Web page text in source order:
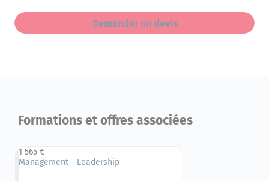
Demander un devis
Formations et offres associées
1 565 €
Management - Leadership